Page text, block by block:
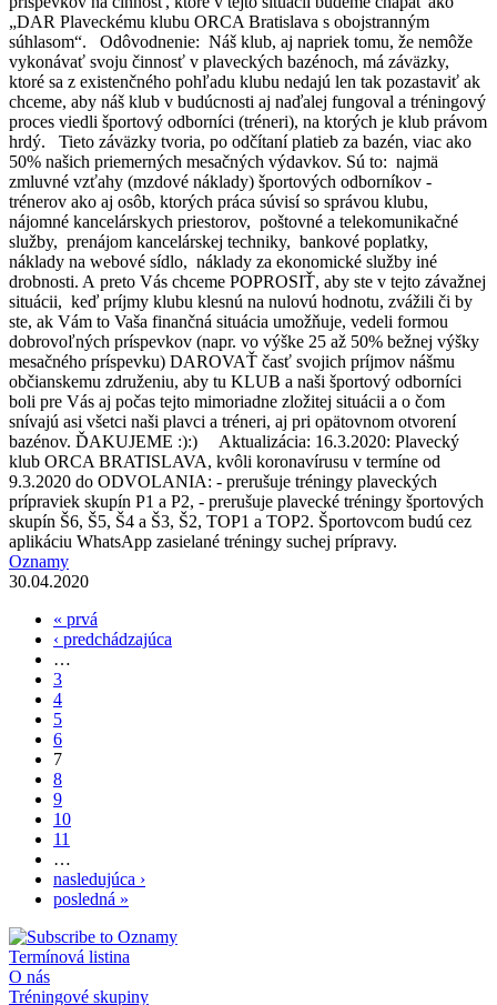
„DAR Plaveckému klubu ORCA Bratislava s obojstranným
súhlasom“. Odôvodnenie: Náš klub, aj napriek tomu, že nemôže
vykonávať svoju činnosť v plaveckých bazénoch, má záväzky,
ktoré sa z existenčného pohľadu klubu nedajú len tak pozastaviť ak
chceme, aby náš klub v budúcnosti aj naďalej fungoval a tréningový
proces viedli športový odborníci (tréneri), na ktorých je klub právom
hrdý. Tieto záväzky tvoria, po odčítaní platieb za bazén, viac ako
50% našich priemerných mesačných výdavkov. Sú to: najmä
zmluvné vzťahy (mzdové náklady) športových odborníkov -
trénerov ako aj osôb, ktorých práca súvisí so správou klubu,
nájomné kancelárskych priestorov, poštovné a telekomunikačné
služby, prenájom kancelárskej techniky, bankové poplatky,
náklady na webové sídlo, náklady za ekonomické služby iné
drobnosti. A preto Vás chceme POPROSIŤ, aby ste v tejto závažnej
situácii, keď príjmy klubu klesnú na nulovú hodnotu, zvážili či by
ste, ak Vám to Vaša finančná situácia umožňuje, vedeli formou
dobrovoľných príspevkov (napr. vo výške 25 až 50% bežnej výšky
mesačného príspevku) DAROVAŤ časť svojich príjmov nášmu
občianskemu združeniu, aby tu KLUB a naši športový odborníci
boli pre Vás aj počas tejto mimoriadne zložitej situácii a o čom
snívajú asi všetci naši plavci a tréneri, aj pri opätovnom otvorení
bazénov. ĎAKUJEME :):) Aktualizácia: 16.3.2020: Plavecký
klub ORCA BRATISLAVA, kvôli koronavírusu v termíne od
9.3.2020 do ODVOLANIA: - prerušuje tréningy plaveckých
prípraviek skupín P1 a P2, - prerušuje plavecké tréningy športových
skupín Š6, Š5, Š4 a Š3, Š2, TOP1 a TOP2. Športovcom budú cez
aplikáciu WhatsApp zasielané tréningy suchej prípravy.
Oznamy
30.04.2020
Stránky
« prvá
‹ predchádzajúca
…
3
4
5
6
7
8
9
10
11
…
nasledujúca ›
posledná »
Termínová listina
O nás
Tréningové skupiny